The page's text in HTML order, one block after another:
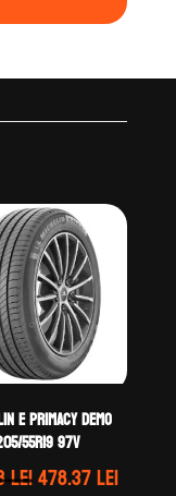
E PRIMACY DEMO
55R19 97V
leiPrețul
478.37leiPrețul